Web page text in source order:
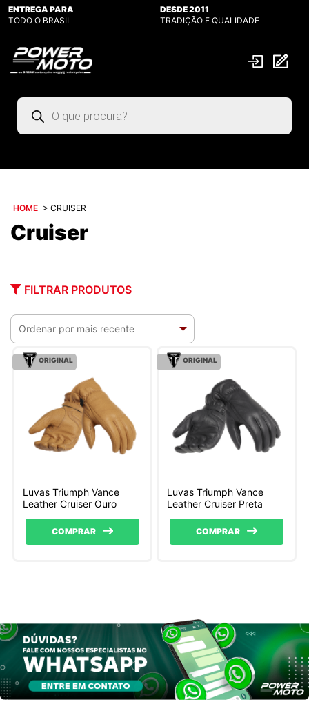
ENTREGA PARA
TODO O BRASIL
DESDE 2011
TRADIÇÃO E QUALIDADE
Pesquisar
produtos
HOME > CRUISER
Cruiser
FILTRAR PRODUTOS
ORIGINAL
Luvas Triumph Vance
Leather Cruiser Ouro
COMPRAR
ORIGINAL
Luvas Triumph Vance
Leather Cruiser Preta
COMPRAR